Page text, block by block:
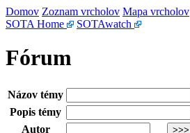
Domov Zoznam vrcholov Mapa vrcholov
SOTA Home
SOTAwatch
Fórum
Názov témy
Popis témy
Autor